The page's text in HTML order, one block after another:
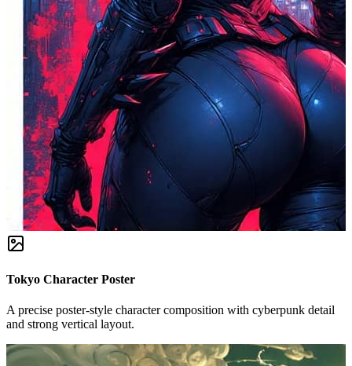
Tokyo Character Poster
A precise poster-style character composition with cyberpunk detail
and strong vertical layout.